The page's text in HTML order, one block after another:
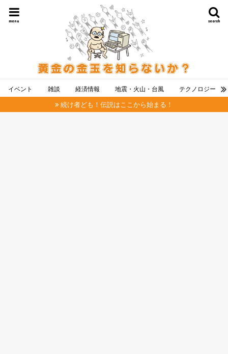
search
menu
イベント 雑談 経済情報 地震・火山・台風 テクノロジー
続け者ども！伝説はここから始まる！